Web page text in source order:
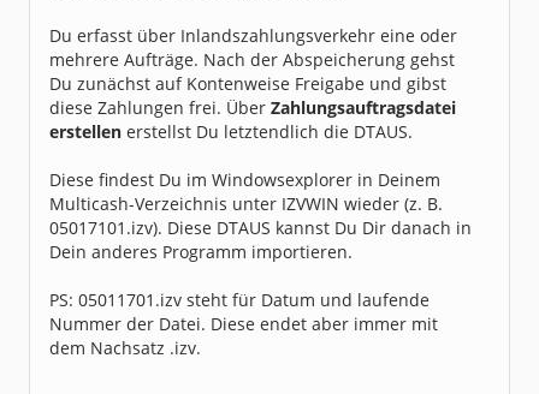
Du erfasst über Inlandszahlungsverkehr eine oder
mehrere Aufträge. Nach der Abspeicherung gehst
Du zunächst auf Kontenweise Freigabe und gibst
diese Zahlungen frei. Über Zahlungsauftragsdatei
erstellen erstellst Du letztendlich die DTAUS.
Diese findest Du im Windowsexplorer in Deinem
Multicash-Verzeichnis unter IZVWIN wieder (z. B.
05017101.izv). Diese DTAUS kannst Du Dir danach in
Dein anderes Programm importieren.
PS: 05011701.izv steht für Datum und laufende
Nummer der Datei. Diese endet aber immer mit
dem Nachsatz .izv.